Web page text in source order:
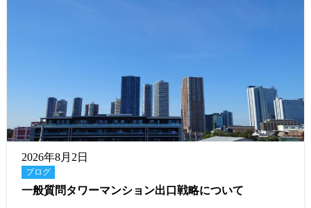
2026年8月2日
ブログ
一般質問タワーマンション出口戦略について